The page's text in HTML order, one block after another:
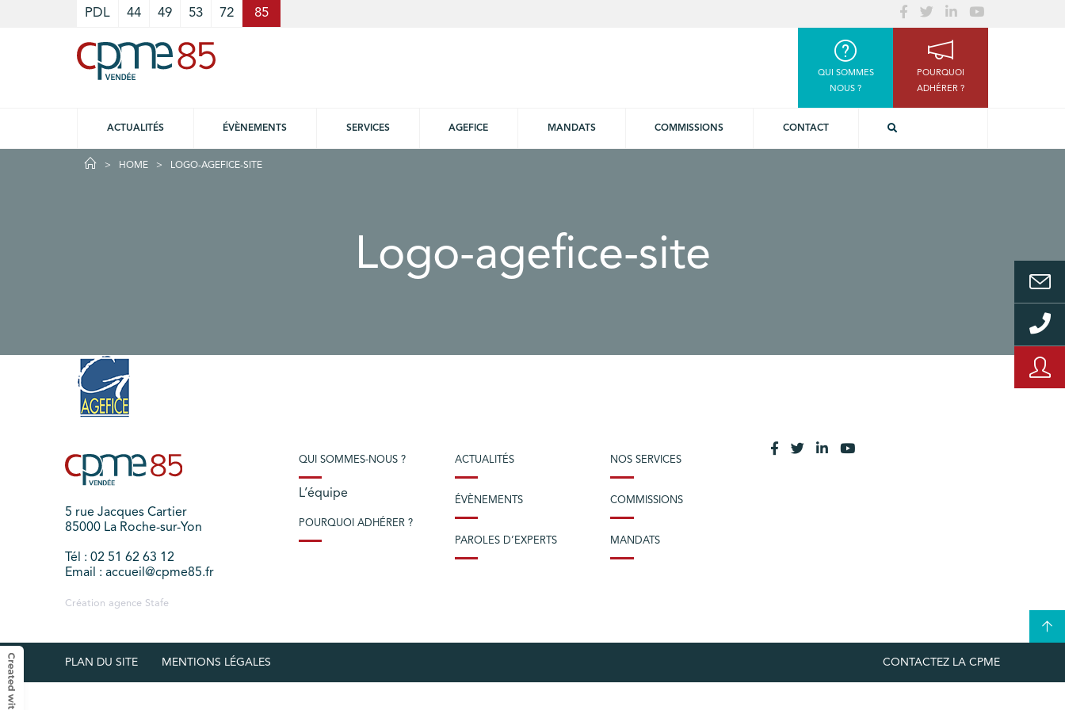
PDL 44 49 53 72 85
QUI SOMMES
NOUS ?
POURQUOI
ADHÉRER ?
ACTUALITÉS ÉVÈNEMENTS SERVICES AGEFICE MANDATS COMMISSIONS CONTACT
HOME LOGO-AGEFICE-SITE
Logo-agefice-site
5 rue Jacques Cartier
85000 La Roche-sur-Yon
Tél : 02 51 62 63 12
Email : accueil@cpme85.fr
Création agence Stafe
QUI SOMMES-NOUS ?
L’équipe
POURQUOI ADHÉRER ?
ACTUALITÉS
ÉVÈNEMENTS
PAROLES D’EXPERTS
NOS SERVICES
COMMISSIONS
MANDATS
PLAN DU SITE MENTIONS LÉGALES CONTACTEZ LA CPME
Cookies management panel